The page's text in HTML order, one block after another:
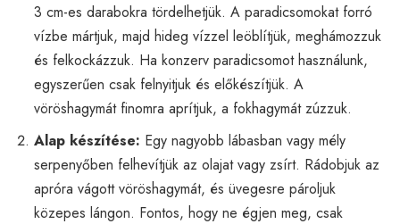
3 cm-es darabokra tördelhetjük. A paradicsomokat forró
vízbe mártjuk, majd hideg vízzel leöblítjük, meghámozzuk
és felkockázzuk. Ha konzerv paradicsomot használunk,
egyszerűen csak felnyitjuk és előkészítjük. A
vöröshagymát finomra aprítjuk, a fokhagymát zúzzuk.
Alap készítése: Egy nagyobb lábasban vagy mély
serpenyőben felhevítjük az olajat vagy zsírt. Rádobjuk az
apróra vágott vöröshagymát, és üvegesre pároljuk
közepes lángon. Fontos, hogy ne égjen meg, csak